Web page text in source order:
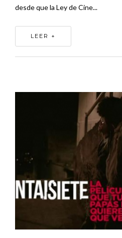
desde que la Ley de Cine...
LEER +